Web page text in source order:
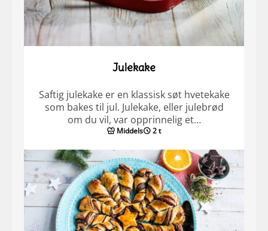
Julekake
Saftig julekake er en klassisk søt hvetekake
som bakes til jul. Julekake, eller julebrød
om du vil, var opprinnelig et…
Middels 2 t